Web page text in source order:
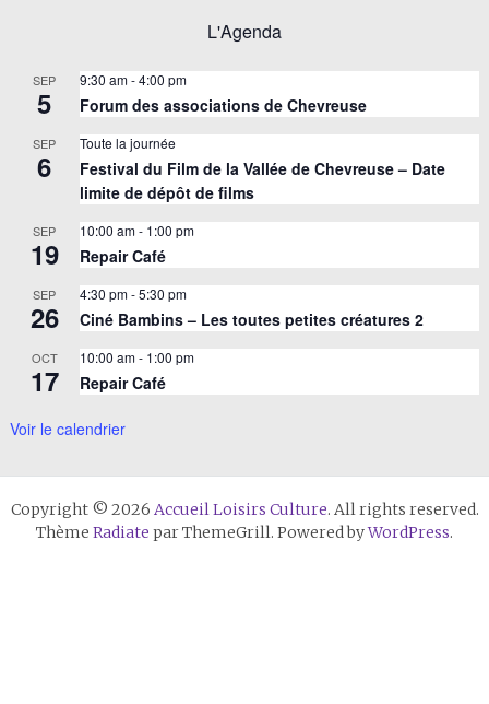
L'Agenda
SEP
5
9:30 am-4:00 pm
Forum des associations de Chevreuse
SEP
6
Toute la journée
Festival du Film de la Vallée de Chevreuse – Date
limite de dépôt de films
SEP
19
10:00 am- 1:00 pm
Repair Café
SEP
26
4:30 pm-5:30 pm
Ciné Bambins – Les toutes petites créatures 2
OCT
17
10:00 am- 1:00 pm
Repair Café
Voir le calendrier
Copyright © 2026 Accueil Loisirs Culture. All rights reserved.
Thème Radiate par ThemeGrill. Powered byWordPress.